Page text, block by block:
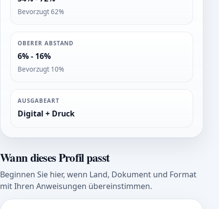
Bevorzugt 62%
OBERER ABSTAND
6% - 16%
Bevorzugt 10%
AUSGABEART
Digital + Druck
Wann dieses Profil passt
Beginnen Sie hier, wenn Land, Dokument und Format
mit Ihren Anweisungen übereinstimmen.